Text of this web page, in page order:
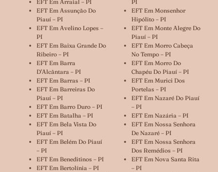
EFT Em Arraial – PI
EFT Em Assunção Do
Piauí – PI
EFT Em Avelino Lopes –
PI
EFT Em Baixa Grande Do
Ribeiro – PI
EFT Em Barra
D’Alcântara – PI
EFT Em Barras – PI
EFT Em Barreiras Do
Piauí – PI
EFT Em Barro Duro – PI
EFT Em Batalha – PI
EFT Em Bela Vista Do
Piauí – PI
EFT Em Belém Do Piauí
– PI
EFT Em Beneditinos – PI
EFT Em Bertolínia – PI
PI
EFT Em Monsenhor
Hipólito – PI
EFT Em Monte Alegre Do
Piauí – PI
EFT Em Morro Cabeça
No Tempo – PI
EFT Em Morro Do
Chapéu Do Piauí – PI
EFT Em Murici Dos
Portelas – PI
EFT Em Nazaré Do Piauí
– PI
EFT Em Nazária – PI
EFT Em Nossa Senhora
De Nazaré – PI
EFT Em Nossa Senhora
Dos Remédios – PI
EFT Em Nova Santa Rita
– PI